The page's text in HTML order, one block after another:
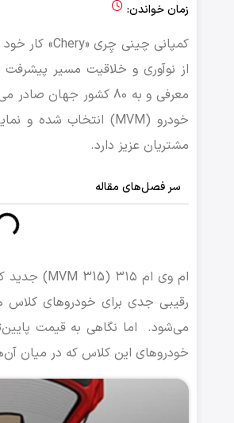
زمان خواندن:
معرفی و به 80 کشور
مشتریان عزیز دارد.
سر فصل‌های مقاله
رقیبی جدی برای خودروهای کلاس هاچ‌بک شهری از
می‌شود. اما نگاهی به قیمت
خودروهای این کلاس که در میان آن‌ها مدل بسیار